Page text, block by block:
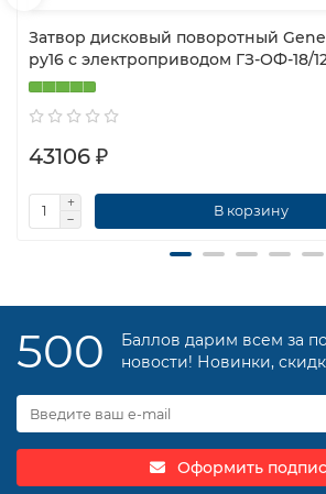
Затвор дисковый поворотный
ру16 с электроприводом ГЗ-ОФ-18/
43106 ₽
В корзину
500
Баллов дарим всем за
новости! Новинки,
Оформить